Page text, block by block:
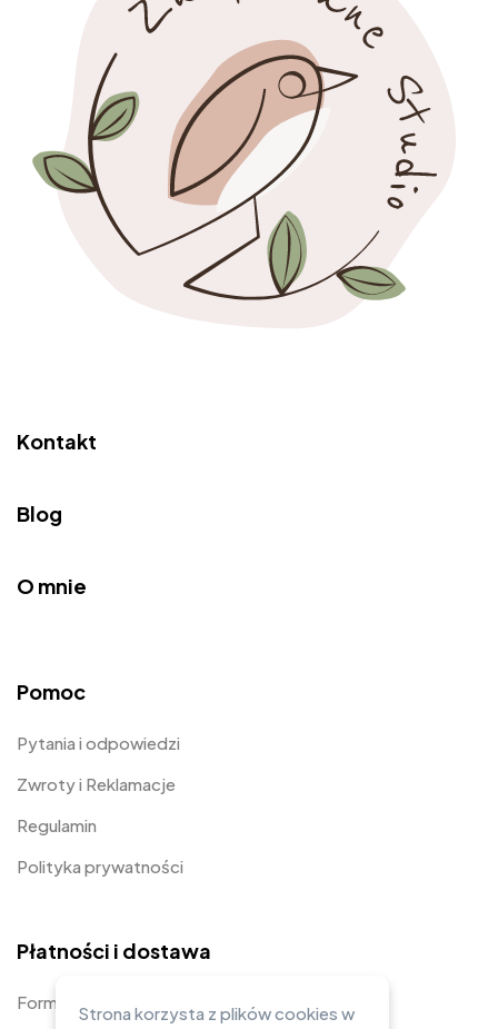
Kontakt
Blog
O mnie
Pomoc
Pytania i odpowiedzi
Zwroty i Reklamacje
Regulamin
Polityka prywatności
Płatności i dostawa
Formy płatności
Strona korzysta z plików cookies w